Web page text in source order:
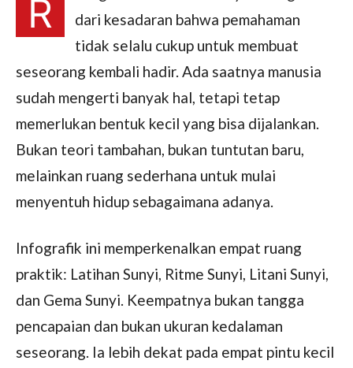
R
dari kesadaran bahwa pemahaman
tidak selalu cukup untuk membuat
seseorang kembali hadir. Ada saatnya manusia
sudah mengerti banyak hal, tetapi tetap
memerlukan bentuk kecil yang bisa dijalankan.
Bukan teori tambahan, bukan tuntutan baru,
melainkan ruang sederhana untuk mulai
menyentuh hidup sebagaimana adanya.
Infografik ini memperkenalkan empat ruang
praktik: Latihan Sunyi, Ritme Sunyi, Litani Sunyi,
dan Gema Sunyi. Keempatnya bukan tangga
pencapaian dan bukan ukuran kedalaman
seseorang. Ia lebih dekat pada empat pintu kecil